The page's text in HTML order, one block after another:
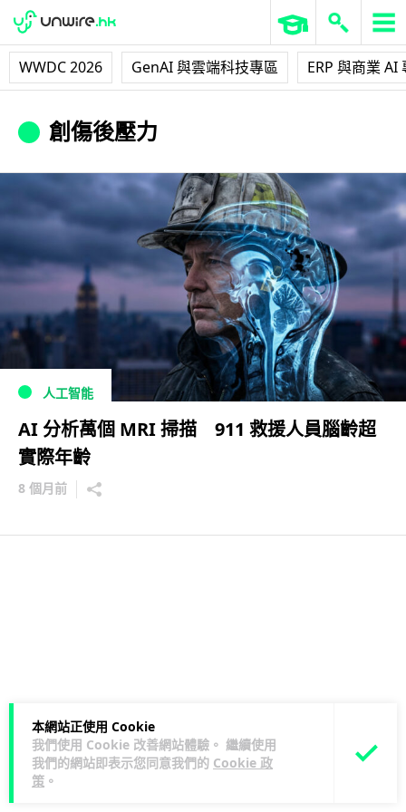
WWDC 2026 GenAI 與雲端科技專區 ERP 與商業 AI
本網站正使用 Cookie
我們使用 Cookie 改善網站體驗。 繼續使用
我們的網站即表示您同意我們的 Cookie 政
策 。
創傷後壓力
人工智能
AI 分析萬個 MRI 掃描 911 救援人員腦齡超
實際年齡
8 個月前